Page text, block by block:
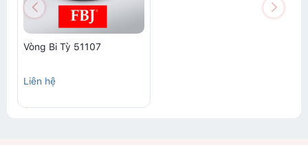
Vòng Bi Tỳ 51107
Liên hệ